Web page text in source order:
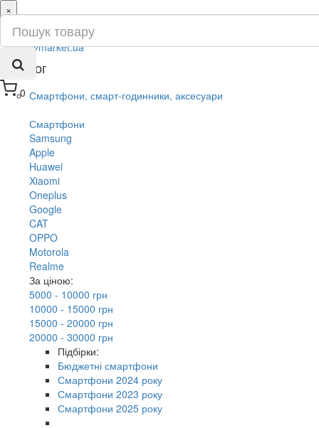
0
×
ru
ua
Каталог
Смартфони, смарт-годинники, аксесуари
Смартфони
Samsung
Apple
Huawei
Xiaomi
Oneplus
Google
CAT
OPPO
Motorola
Realme
За ціною:
5000 - 10000 грн
10000 - 15000 грн
15000 - 20000 грн
20000 - 30000 грн
Підбірки:
Бюджетні смартфони
Смартфони 2024 року
Смартфони 2023 року
Смартфони 2025 року